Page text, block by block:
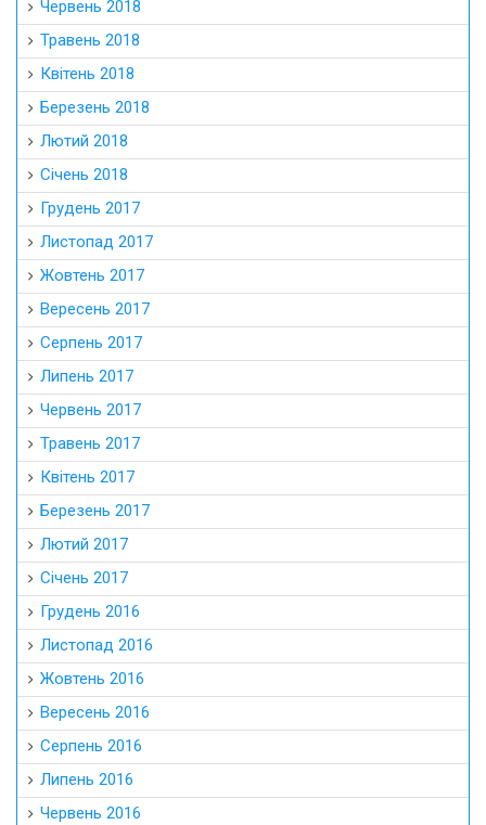
Червень 2018
Травень 2018
Квітень 2018
Березень 2018
Лютий 2018
Січень 2018
Грудень 2017
Листопад 2017
Жовтень 2017
Вересень 2017
Серпень 2017
Липень 2017
Червень 2017
Травень 2017
Квітень 2017
Березень 2017
Лютий 2017
Січень 2017
Грудень 2016
Листопад 2016
Жовтень 2016
Вересень 2016
Серпень 2016
Липень 2016
Червень 2016